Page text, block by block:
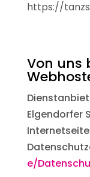
https://
Von uns
Elgendorfer
e/